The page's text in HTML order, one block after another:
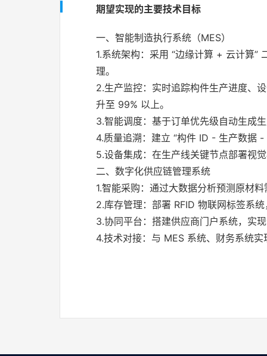
期望实现的主要技术目标
一、智能制造执行系统（MES）
1.系统架构：采用 “边缘计算 + 云计算”
理。
2.生产监控：实时追踪构件生产进度、
升至 99% 以上。
3.智能调度：基于订单优先级自动生成
4.质量追溯：建立 “构件 ID - 生产数据
5.设备集成：在生产线关键节点部署视
二、数字化供应链管理系统
1.智能采购：通过大数据分析预测原材
2.库存管理：部署 RFID 物联网标签系
3.协同平台：搭建供应商门户系统，实
4.技术对接：与 MES 系统、财务系统